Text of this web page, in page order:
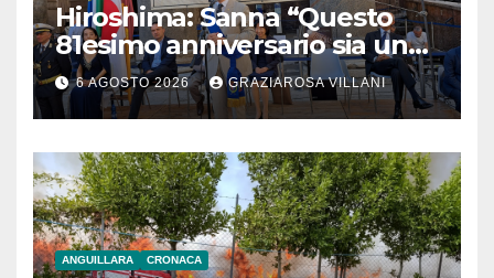
Hiroshima: Sanna “Questo
81esimo anniversario sia un
monito per tutti”
6 AGOSTO 2026 GRAZIAROSA VILLANI
ANGUILLARA CRONACA